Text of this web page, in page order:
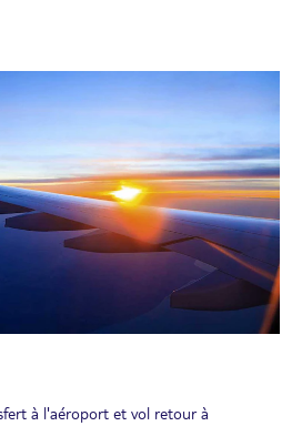
à l'aéroport et vol retour à